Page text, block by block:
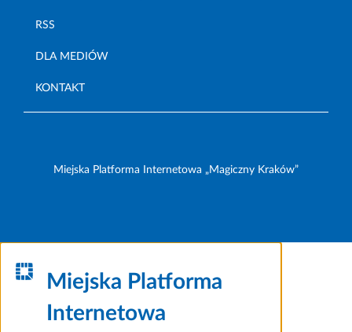
RSS
DLA MEDIÓW
KONTAKT
Miejska Platforma Internetowa „Magiczny Kraków”
Miejska Platforma
Internetowa